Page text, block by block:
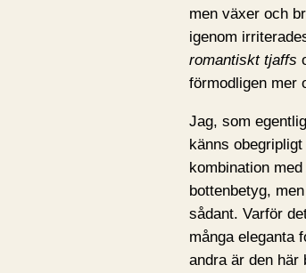
men växer och
igenom
romantiskt tjaffs
förmodligen mer
Jag, som
känns
kombination
bottenbetyg,
sådant. Varför
många eleganta
andra är den här